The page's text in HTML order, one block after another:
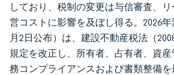
しており、税制の変更は与信審査、
営コストに影響を及ぼし得る。2026
月2日公布）は、建設不動産税法（
規定を改正し、所有者、占有者、資
務コンプライアンスおよび書類整備